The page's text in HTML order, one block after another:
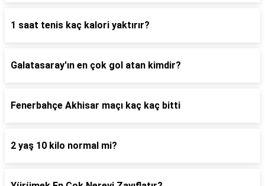
1 saat tenis kaç kalori yaktırır?
Galatasaray'ın en çok gol atan kimdir?
Fenerbahçe Akhisar maçı kaç kaç bitti
2 yaş 10 kilo normal mi?